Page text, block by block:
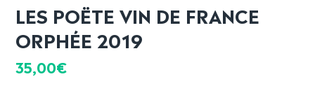
LES POËTE VIN DE FRANCE
ORPHÉE 2019
35,00€